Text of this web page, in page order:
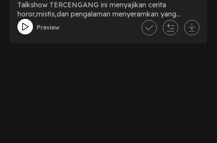
Talkshow TERCENGANG ini menyajikan cerita
horor,mistis,dan pengalaman menyeramkan yang
mungkin terjadi di sekitar kita. Mulai dari cerita mistis,
supranatural, spiritual, urban legend, sosial dan budaya
Preview